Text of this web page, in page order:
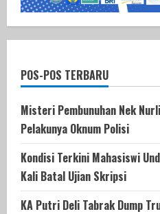
POS-POS TERBARU
Misteri Pembunuhan Nek
Pelakunya Oknum Polisi
Kondisi Terkini Mahasiswi
Kali Batal Ujian Skripsi
KA Putri Deli Tabrak Dump